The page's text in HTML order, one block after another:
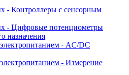
- Контроллеры с сенсорным
- Цифровые потенциометры
назначения
- AC/DC
- Измерение